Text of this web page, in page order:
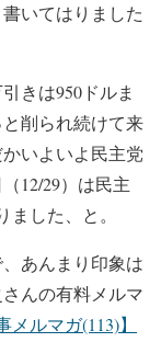
いてはりました
きは950ドルま
削られ続けて来
いよいよ民主党
12/29）は民主
した、と。
あんまり印象は
んの有料メルマ
メルマガ(113)】